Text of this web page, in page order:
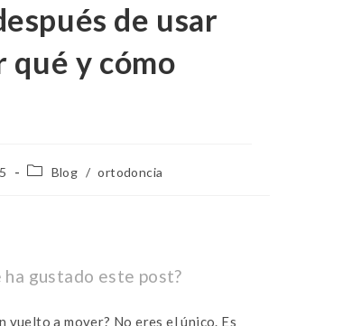
de usar
qué y cómo
Blog / ortodoncia
ha gustado este post?
vuelto a mover? No eres el único. Es